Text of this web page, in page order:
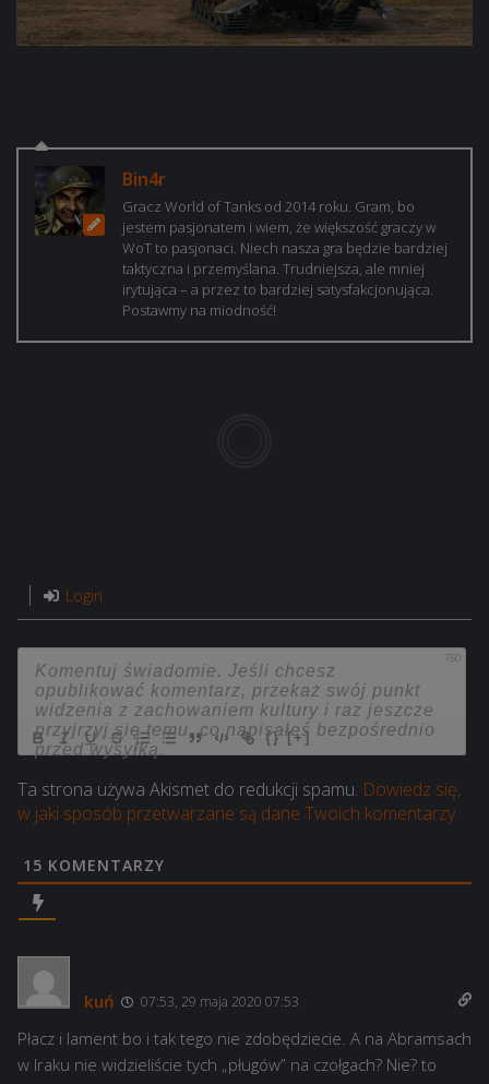
Bin4r
Gracz World of Tanks od 2014 roku. Gram, bo
jestem pasjonatem i wiem, że większość graczy w
WoT to pasjonaci. Niech nasza gra będzie bardziej
taktyczna i przemyślana. Trudniejsza, ale mniej
irytująca – a przez to bardziej satysfakcjonująca.
Postawmy na miodność!
Login
750
{} [+]
Ta strona używa Akismet do redukcji spamu. Dowiedz się,
w jaki sposób przetwarzane są dane Twoich komentarzy.
15 KOMENTARZY
kuń 07:53, 29 maja 2020 07:53
Płacz i lament bo i tak tego nie zdobędziecie. A na Abramsach
w Iraku nie widzieliście tych „pługów” na czołgach? Nie? to